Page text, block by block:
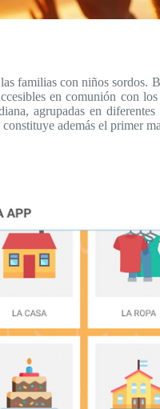
familias con niños
en comunión con
agrupadas en
además el primer